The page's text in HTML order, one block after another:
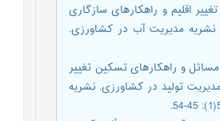
ن. (1396). تغییر اقلیم و راهکارهای سازگاری
نشریه مدیریت آب در کشاورزی.
ن. (1397). مسائل و راهکارهای تسکین تغییر
تولید در کشاورزی. نشریه